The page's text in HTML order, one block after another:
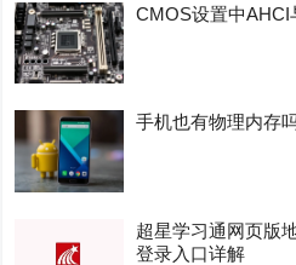
CMOS设置中AHCI
手机也有物理内存
超星学习通网页版
登录入口详解